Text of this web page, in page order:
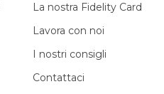
La nostra Fidelity Card
Lavora con noi
I nostri consigli
Contattaci